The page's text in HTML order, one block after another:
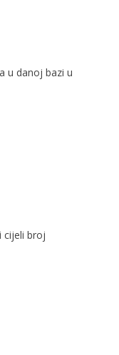
u danoj bazi u
cijeli broj